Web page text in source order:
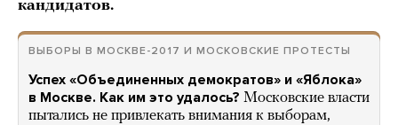
кандидатов.
ВЫБОРЫ В МОСКВЕ-2017 И МОСКОВСКИЕ ПРОТЕСТЫ
Успех «Объединенных демократов» и «Яблока»
в Москве. Как им это удалось? Московские власти
пытались не привлекать внимания к выборам,